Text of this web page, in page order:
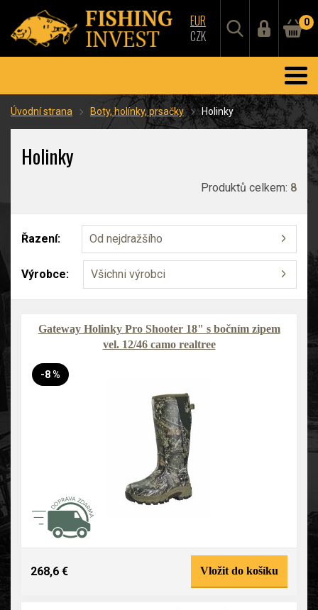
EUR
CZK
0
Úvodní strana Boty, holínky, prsačky Holinky
Holinky
Produktů celkem: 8
Řazení: Od nejdražšího
Výrobce: Všichni výrobci
Gateway Holinky Pro Shooter 18" s bočním zipem
vel. 12/46 camo realtree
-8 %
268,6 € Vložit do košíku